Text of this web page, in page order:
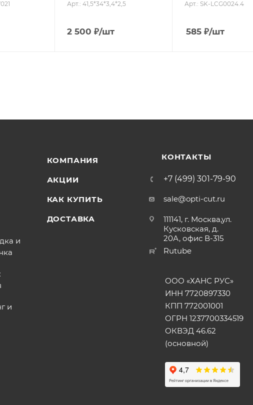
Арт.: 41,5*34*3,4*2,5
2 500 ₽/шт
Арт.: SK-LCG0024.4
585 ₽/шт
и
и
КОМПАНИЯ
АКЦИИ
КАК КУПИТЬ
ДОСТАВКА
КОНТАКТЫ
+7 (499) 301-79-90
sale@opti-cut.ru
111141, г. Москва,ул.
Кусковская, д.
20А, офис В-315
Rutube
ООО «ХАНС РУС»
ИНН 7720897330
КПП 772001001
ОГРН 1237700334519
ОКВЭД 46.62
(основной)